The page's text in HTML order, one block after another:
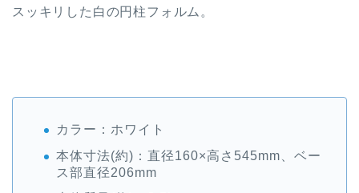
スッキリした白の円柱フォルム。
カラー：ホワイト
本体寸法(約)：直径160×高さ545mm、ベー
ス部直径206mm